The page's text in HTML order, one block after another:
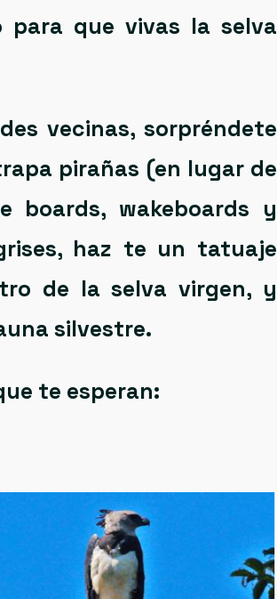
que vivas la selva
vecinas, sorpréndete
pirañas (en lugar de
boards, wakeboards y
, haz te un tatuaje
de la selva virgen, y
silvestre.
te esperan: